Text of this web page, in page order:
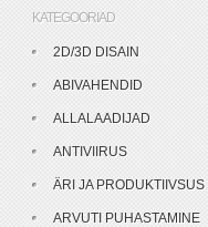
KATEGOORIAD
2D/3D DISAIN
ABIVAHENDID
ALLALAADIJAD
ANTIVIIRUS
ÄRI JA PRODUKTIIVSUS
ARVUTI PUHASTAMINE